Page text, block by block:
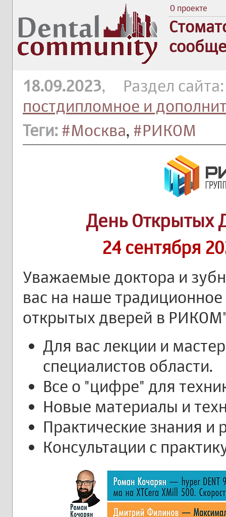
О проекте
18.09.2023, Раздел
постдипломное и
Теги: #Москва, #РИКОМ
День Открытых
24 сентября
Уважаемые доктора и
вас на наше
открытых дверей в
Для вас лекции и
специалистов области.
Все о "цифре" для
Новые материалы и
Практические знания и
Консультации с